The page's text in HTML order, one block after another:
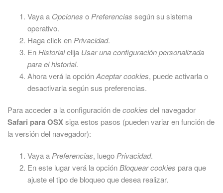
Vaya a Opciones o Preferencias según su sistema
operativo.
Haga click en Privacidad.
EnHistorialelija Usar una configuración personalizada
para el historial.
Ahora verá la opciónAceptar cookies, puede activarla o
desactivarla según sus preferencias.
Para acceder a la configuración decookies del navegador
Safari para OSXsiga estos pasos (pueden variar en función de
la versión del navegador):
Vaya a Preferencias, luego Privacidad.
En este lugar verá la opciónBloquear cookies para que
ajuste el tipo de bloqueo que desea realizar.